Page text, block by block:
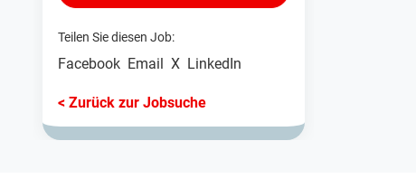
Teilen Sie diesen Job:
Facebook Email X LinkedIn
< Zurück zur Jobsuche